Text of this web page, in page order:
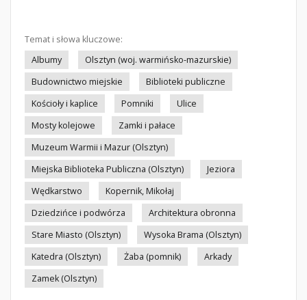
Temat i słowa kluczowe:
Albumy
Olsztyn (woj. warmińsko-mazurskie)
Budownictwo miejskie
Biblioteki publiczne
Kościoły i kaplice
Pomniki
Ulice
Mosty kolejowe
Zamki i pałace
Muzeum Warmii i Mazur (Olsztyn)
Miejska Biblioteka Publiczna (Olsztyn)
Jeziora
Wędkarstwo
Kopernik, Mikołaj
Dziedzińce i podwórza
Architektura obronna
Stare Miasto (Olsztyn)
Wysoka Brama (Olsztyn)
Katedra (Olsztyn)
Żaba (pomnik)
Arkady
Zamek (Olsztyn)